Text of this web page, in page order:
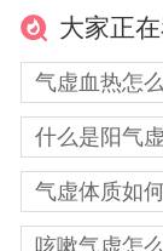
大家正
气虚血热怎
什么是阳气
气虚体质如
咳嗽气虚怎